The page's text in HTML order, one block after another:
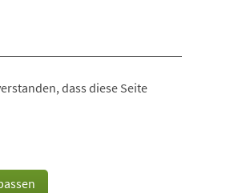
dass diese Seite